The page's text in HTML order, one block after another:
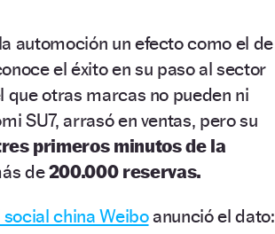
automoción un efecto como el de
el éxito en su paso al sector
que otras marcas no pueden ni
SU7, arrasó en ventas, pero su
primeros minutos de la
de200.000 reservas.
china Weiboanunció el dato: